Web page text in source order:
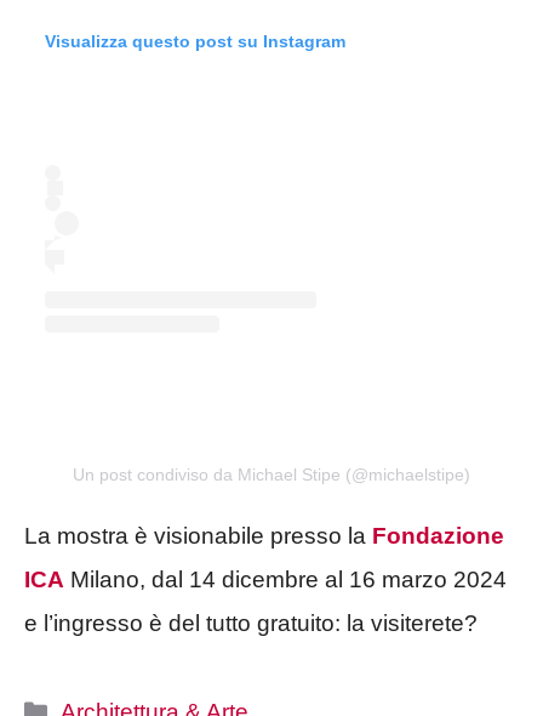
Visualizza questo post su Instagram
Un post condiviso da Michael Stipe (@michaelstipe)
La mostra è visionabile presso la Fondazione
ICA Milano, dal 14 dicembre al 16 marzo 2024
e l’ingresso è del tutto gratuito: la visiterete?
Categorie